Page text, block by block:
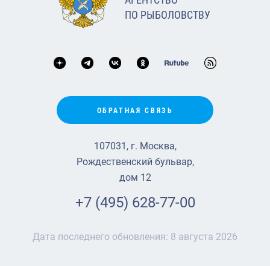
ПО РЫБОЛОВСТВУ
ОБРАТНАЯ СВЯЗЬ
107031, г. Москва,
Рождественский бульвар,
дом 12
+7 (495) 628-77-00
Дата последнего обновления: 8 августа 2026